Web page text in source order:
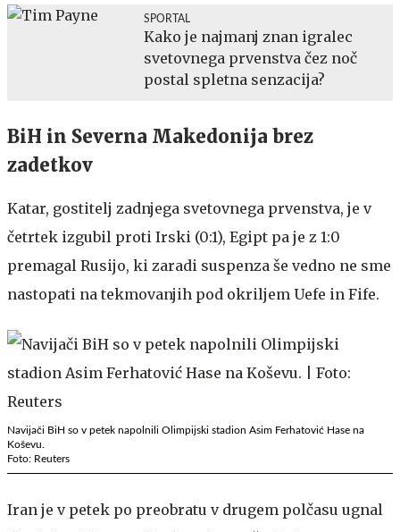
SPORTAL
Kako je najmanj znan igralec
svetovnega prvenstva čez noč
postal spletna senzacija?
BiH in Severna Makedonija brez
zadetkov
Katar, gostitelj zadnjega svetovnega prvenstva, je v
četrtek izgubil proti Irski (0:1), Egipt pa je z 1:0
premagal Rusijo, ki zaradi suspenza še vedno ne sme
nastopati na tekmovanjih pod okriljem Uefe in Fife.
Navijači BiH so v petek napolnili Olimpijski stadion Asim Ferhatović Hase na
Koševu.
Foto: Reuters
Iran je v petek po preobratu v drugem polčasu ugnal